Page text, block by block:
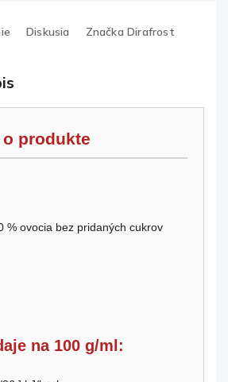
Diskusia ZnačkaDirafrost
produkte
% ovocia bez pridaných cukrov
na 100 g/ml: